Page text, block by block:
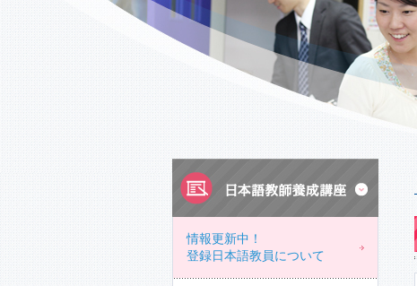
情報更新中！
登録日本語教員について